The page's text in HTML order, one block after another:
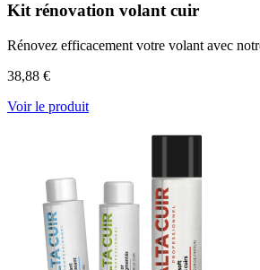
Kit rénovation volant cuir
Rénovez efficacement votre volant avec
38,88 €
Voir le produit